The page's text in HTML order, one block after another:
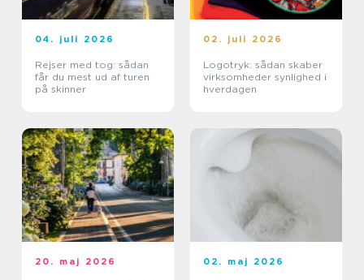
04. juli 2026
Rejser med tog: sådan
får du mest ud af turen
på skinner
02. juli 2026
Logotryk: sådan skaber
virksomheder synlighed i
hverdagen
20. maj 2026 02. maj 2026